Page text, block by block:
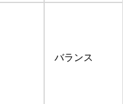
バランス